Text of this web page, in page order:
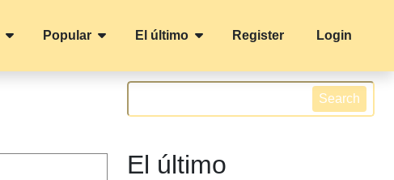
Popular El último Register Login
Search
El último